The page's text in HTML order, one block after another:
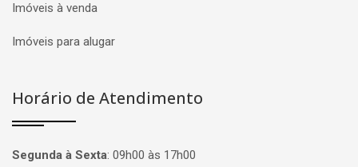
Imóveis à venda
Imóveis para alugar
Horário de Atendimento
Segunda à Sexta: 09h00 às 17h00